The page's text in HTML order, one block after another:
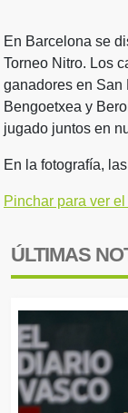
En Barcelona se
Torneo Nitro. Los
ganadores en San
Bengoetxea y
jugado juntos en
En la fotografía,
Pinchar para ver
ÚLTIMAS